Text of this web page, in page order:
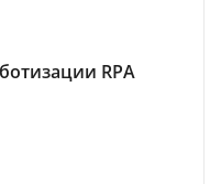
RPA